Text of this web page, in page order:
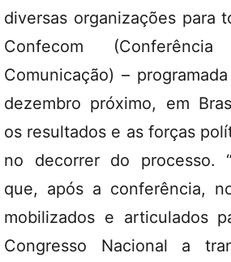
diversas organizações para
Confecom
Comunicação) –
dezembro próximo, em
os resultados e as forças
no decorrer do processo.
que, após a conferência,
mobilizados e articulados
Congresso Nacional a